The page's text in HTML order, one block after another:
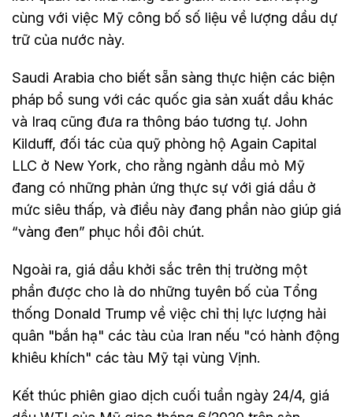
cùng với việc Mỹ công bố số liệu về lượng dầu dự
trữ của nước này.
Saudi Arabia cho biết sẵn sàng thực hiện các biện
pháp bổ sung với các quốc gia sản xuất dầu khác
và Iraq cũng đưa ra thông báo tương tự. John
Kilduff, đối tác của quỹ phòng hộ Again Capital
LLC ở New York, cho rằng ngành dầu mỏ Mỹ
đang có những phản ứng thực sự với giá dầu ở
mức siêu thấp, và điều này đang phần nào giúp giá
“vàng đen” phục hồi đôi chút.
Ngoài ra, giá dầu khởi sắc trên thị trường một
phần được cho là do những tuyên bố của Tổng
thống Donald Trump về việc chỉ thị lực lượng hải
quân "bắn hạ" các tàu của Iran nếu "có hành động
khiêu khích" các tàu Mỹ tại vùng Vịnh.
Kết thúc phiên giao dịch cuối tuần ngày 24/4, giá